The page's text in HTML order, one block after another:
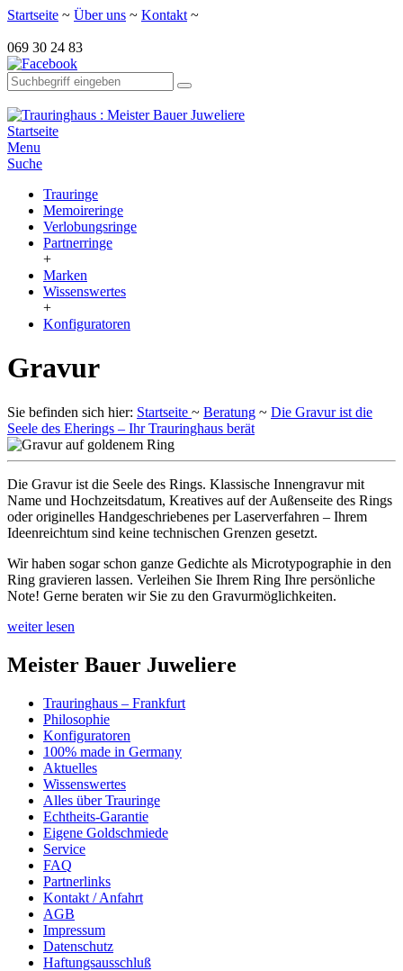
Startseite ~ Über uns ~ Kontakt ~
069 30 24 83
Startseite
Menu
Suche
Trauringe
Memoireringe
Verlobungsringe
Partnerringe
+
Marken
Wissenswertes
+
Konfiguratoren
Gravur
Sie befinden sich hier: Startseite ~ Beratung ~ Die Gravur ist die
Seele des Eherings – Ihr Trauringhaus berät
Die Gravur ist die Seele des Rings. Klassische Innengravur mit
Name und Hochzeitsdatum, Kreatives auf der Außenseite des Rings
oder originelles Handgeschriebenes per Laserverfahren – Ihrem
Ideenreichtum sind keine technischen Grenzen gesetzt.
Wir haben sogar schon ganze Gedichte als Microtypographie in den
Ring gravieren lassen. Verleihen Sie Ihrem Ring Ihre persönliche
Note! Gerne beraten wir Sie zu den Gravurmöglichkeiten.
weiter lesen
Meister Bauer Juweliere
Trauringhaus – Frankfurt
Philosophie
Konfiguratoren
100% made in Germany
Aktuelles
Wissenswertes
Alles über Trauringe
Echtheits-Garantie
Eigene Goldschmiede
Service
FAQ
Partnerlinks
Kontakt / Anfahrt
AGB
Impressum
Datenschutz
Haftungsausschluß